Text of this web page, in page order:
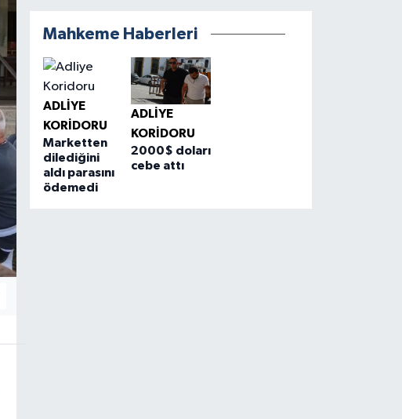
Mahkeme Haberleri
ADLIYE
KORIDORU
Marketten
dilediğini
aldı parasını
ödemedi
ADLIYE
KORIDORU
2000$ doları
cebe attı